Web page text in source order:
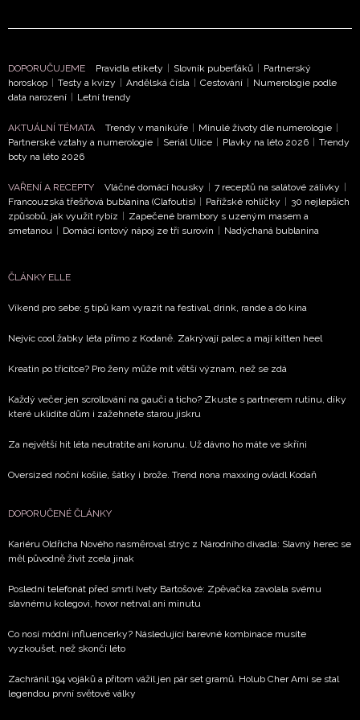
DOPORUČUJEME Pravidla etikety Slovník puberťáků
Partnerský
horoskop
Testy a kvízy Andělská čísla Cestování
Numerologie podle
data narození
Letní trendy
AKTUÁLNÍ TÉMATA Trendy v manikúře Minulé životy dle numerologie
Partnerské vztahy a numerologie
Seriál Ulice Plavky na léto 2026
Trendy
boty na léto 2026
VAŘENÍ A RECEPTY Vláčné domácí housky 7 receptů na salátové zálivky
Francouzská třešňová bublanina (Clafoutis)
Pařížské rohlíčky
30 nejlepších
způsobů, jak využít rybíz
Zapečené brambory s uzeným masem a
smetanou
Domácí iontový nápoj ze tří surovin Nadýchaná bublanina
ČLÁNKY ELLE
Víkend pro sebe: 5 tipů kam vyrazit na festival, drink, rande a do kina
Nejvíc cool žabky léta přímo z Kodaně. Zakrývají palec a mají kitten heel
Kreatin po třicítce? Pro ženy může mít větší význam, než se zdá
Každý večer jen scrollování na gauči a ticho? Zkuste s partnerem rutinu, díky
které uklidíte dům i zažehnete starou jiskru
Za největší hit léta neutratíte ani korunu. Už dávno ho máte ve skříni
Oversized noční košile, šátky i brože. Trend nona maxxing ovládl Kodaň
DOPORUČENÉ ČLÁNKY
Kariéru Oldřicha Nového nasměroval strýc z Národního divadla: Slavný herec se
měl původně živit zcela jinak
Poslední telefonát před smrtí Ivety Bartošové: Zpěvačka zavolala svému
slavnému kolegovi, hovor netrval ani minutu
Co nosí módní influencerky? Následující barevné kombinace musíte
vyzkoušet, než skončí léto
Zachránil 194 vojáků a přitom vážil jen pár set gramů. Holub Cher Ami se stal
legendou první světové války